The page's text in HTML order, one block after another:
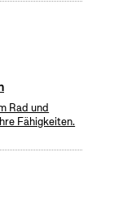
Rad und
Fähigkeiten.